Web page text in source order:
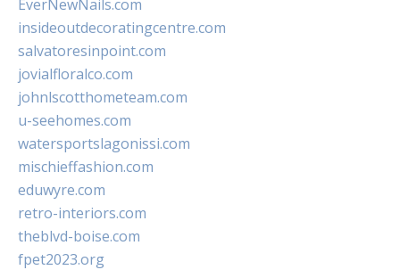
EverNewNails.com
insideoutdecoratingcentre.com
salvatoresinpoint.com
jovialfloralco.com
johnlscotthometeam.com
u-seehomes.com
watersportslagonissi.com
mischieffashion.com
eduwyre.com
retro-interiors.com
theblvd-boise.com
fpet2023.org